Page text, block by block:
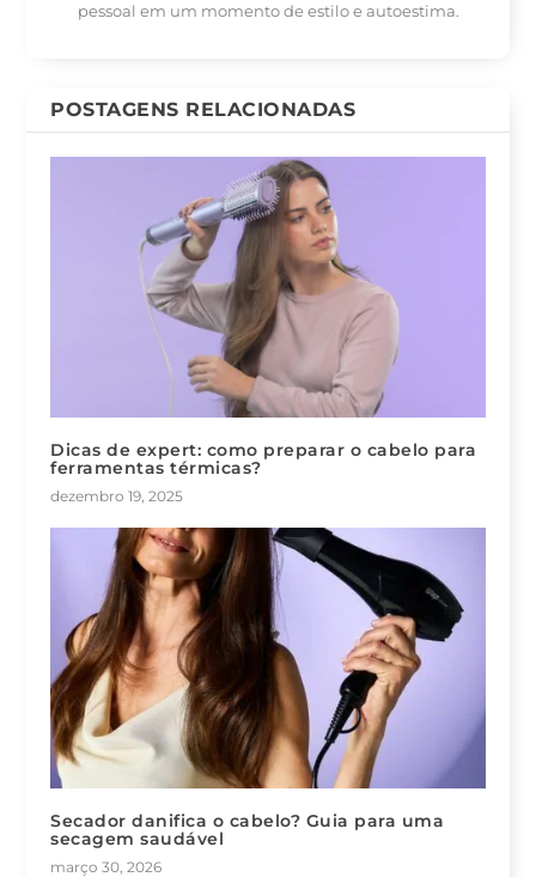
pessoal em um momento de estilo e autoestima.
POSTAGENS RELACIONADAS
Dicas de expert: como preparar o cabelo para
ferramentas térmicas?
dezembro 19, 2025
Secador danifica o cabelo? Guia para uma
secagem saudável
março 30, 2026